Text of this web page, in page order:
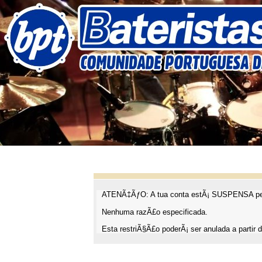
ATENÃ‡ÃƒO: A tua conta estÃ¡ SUSPENSA
Nenhuma razÃ£o especificada.
Esta restriÃ§Ã£o poderÃ¡ ser anulada a partir